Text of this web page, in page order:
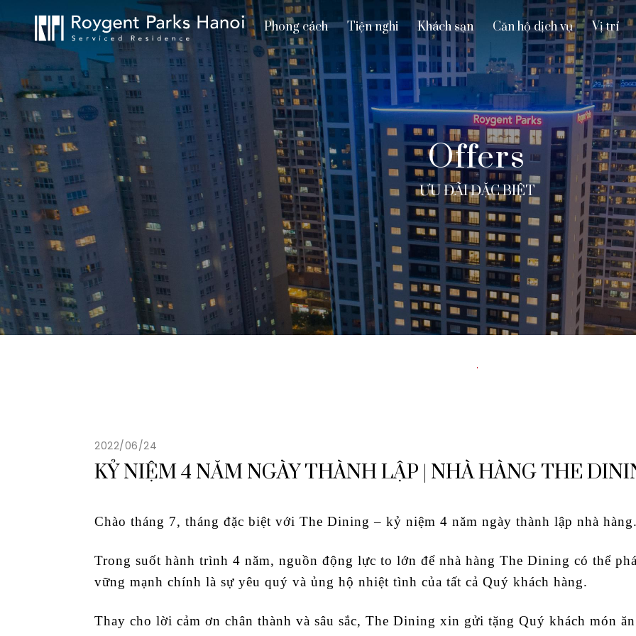
Phong cách Tiện nghi Khách sạn Căn hộ dịch vụ Vị trí
Offers
ƯU ĐÃI ĐẶC BIỆT
2022/06/24
KỶ NIỆM 4 NĂM NGÀY THÀNH LẬP | NHÀ HÀNG THE
Chào tháng 7, tháng đặc biệt với The Dining – kỷ niệm 4 năm ngày thành lập nhà
Trong suốt hành trình 4 năm, nguồn động lực to lớn để nhà hàng The Dining có thể
vững mạnh chính là sự yêu quý và ủng hộ nhiệt tình của tất cả Quý khách hàng.
Thay cho lời cảm ơn chân thành và sâu sắc, The Dining xin gửi tặng Quý khách món